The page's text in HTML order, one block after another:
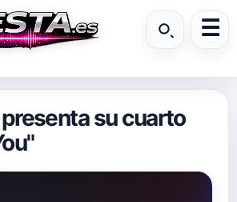
su cuarto